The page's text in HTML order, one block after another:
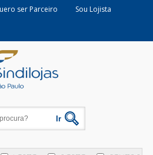
ser Parceiro
Sou Lojista